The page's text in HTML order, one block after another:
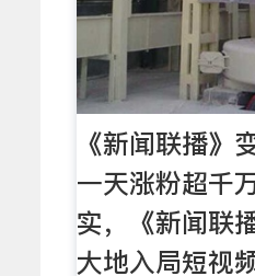
《新闻联播》
一天涨粉超千
实，《新闻联
大地入局短视